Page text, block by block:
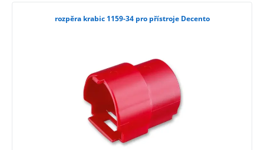
rozpěra krabic 1159-34 pro přístroje Decento